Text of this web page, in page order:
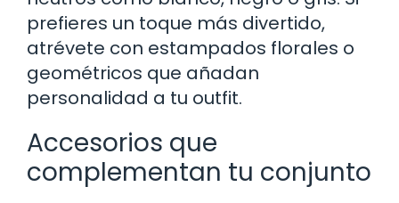
prefieres un toque más divertido,
atrévete con estampados florales o
geométricos que añadan
personalidad a tu outfit.
Accesorios que
complementan tu conjunto